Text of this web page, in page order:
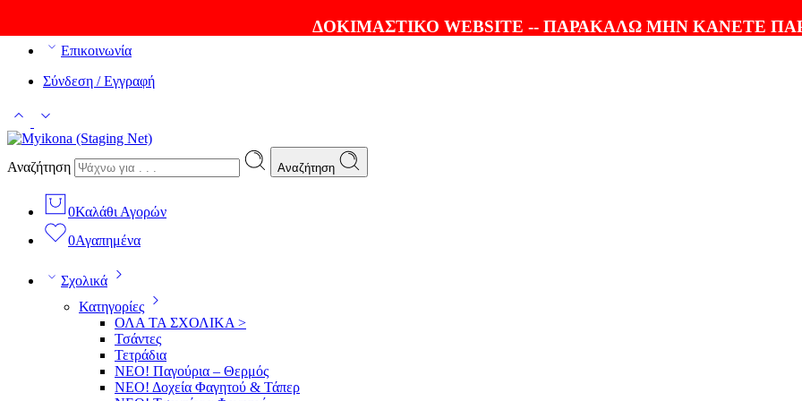
ΔΟΚΙΜΑΣΤΙΚΟ WEBSITE -- ΠΑΡΑΚΑΛΩ ΜΗΝ ΚΑΝΕΤΕ
Επικοινωνία
Σύνδεση / Εγγραφή
Αναζήτηση Αναζήτηση
0Καλάθι Αγορών
0Αγαπημένα
Σχολικά
Κατηγορίες
ΟΛΑ ΤΑ ΣΧΟΛΙΚΑ >
Τσάντες
Τετράδια
ΝΕΟ! Παγούρια – Θερμός
ΝΕΟ! Δοχεία Φαγητού & Τάπερ